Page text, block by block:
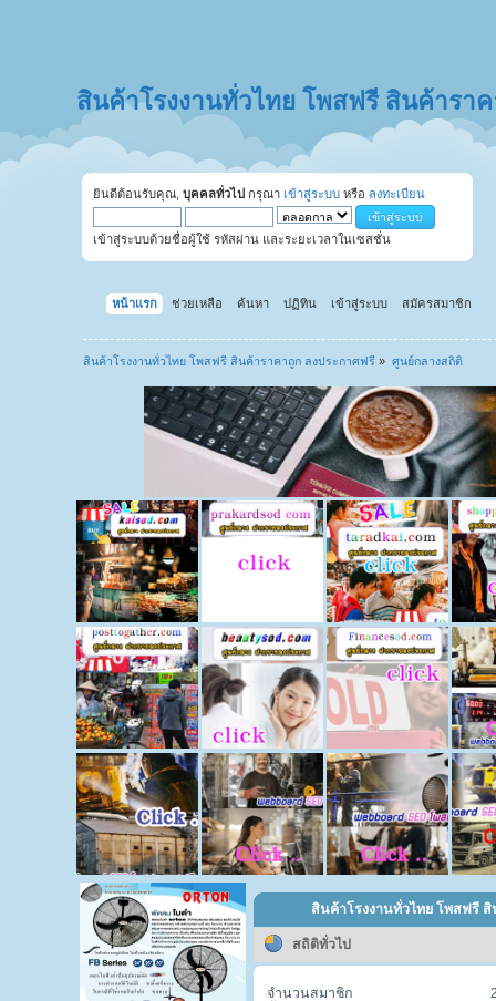
สินค้าโรงงานทั่วไทย โพสฟรี สินค้ารา
ยินดีต้อนรับคุณ, บุคคลทั่วไป กรุณา เข้าสู่ระบบ หรือ ลงทะเบียน
เข้าสู่ระบบด้วยชื่อผู้ใช้ รหัสผ่าน และระยะเวลาในเซสชั่น
หน้าแรก ช่วยเหลือ ค้นหา ปฏิทิน เข้าสู่ระบบ สมัครสมาชิก
สินค้าโรงงานทั่วไทย โพสฟรี สินค้าราคาถูก ลงประกาศฟรี » ศูนย์กลางสถิติ
สินค้าโรงงานทั่วไทย โพสฟรี
สถิติทั่วไป
จำนวนสมาชิก